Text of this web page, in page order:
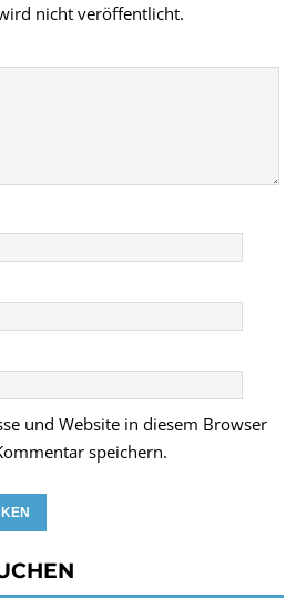
nicht veröffentlicht.
und Website in diesem Browser
speichern.